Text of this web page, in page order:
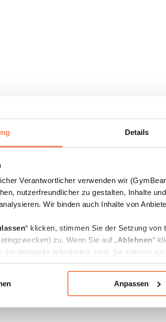
Details
Verantwortlicher verwenden wir
nutzerfreundlicher zu gestalten, Inhalte
Wir binden auch Inhalte von
“ klicken, stimmen Sie der Setzung
zu. Wenn Sie auf „Ablehnen“
der Webseite erforderlich sind. Sie können
an- oder abwählen und „Auswahl
über die Verarbeitung Ihrer Daten finden Sie in
Anpassen